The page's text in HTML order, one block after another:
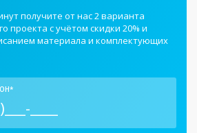
получите от нас 2 варианта
проекта с учётом скидки 20% и
материала и комплектующих